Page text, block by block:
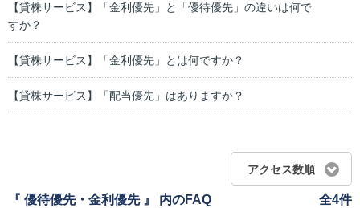
【貸株サービス】「金利優先」と「優待優先」の違いは何で
すか？
【貸株サービス】「金利優先」とは何ですか？
【貸株サービス】「配当優先」はありますか？
アクセス数順
『 優待優先・金利優先 』 内のFAQ 全4件